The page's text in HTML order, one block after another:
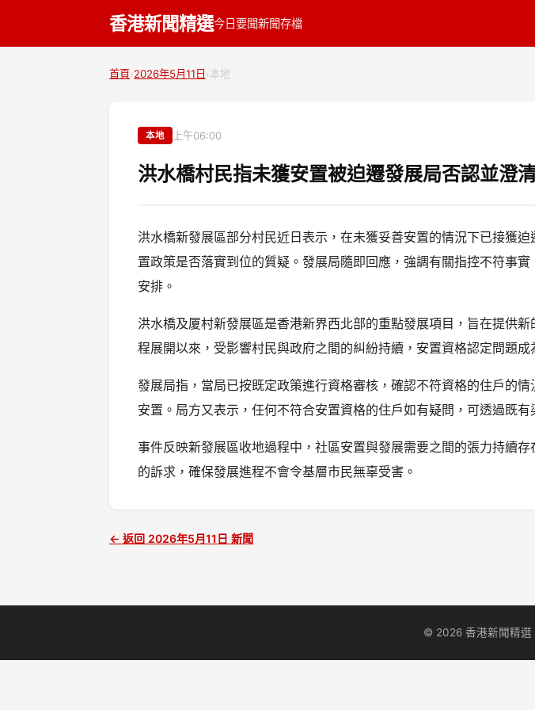
香港新聞精選今日要聞新聞存檔
首頁›2026年5月11日 ›本地
本地 上午06:00
洪水橋村民指未獲安置被迫遷發展局否認並澄
洪水橋新發展區部分村民近日表示，在未獲妥善安置的情況下已接獲
置政策是否落實到位的質疑。發展局隨即回應，強調有關指控不符事
安排。
洪水橋及厦村新發展區是香港新界西北部的重點發展項目，旨在提供
程展開以來，受影響村民與政府之間的糾紛持續，安置資格認定問題
發展局指，當局已按既定政策進行資格審核，確認不符資格的住戶的
安置。局方又表示，任何不符合安置資格的住戶如有疑問，可透過既有
事件反映新發展區收地過程中，社區安置與發展需要之間的張力持續
的訴求，確保發展進程不會令基層市民無辜受害。
← 返回 2026年5月11日 新聞
© 2026 香港新聞精選